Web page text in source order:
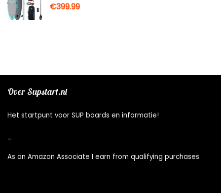
€399.99
Over Supstart.nl
Het startpunt voor SUP boards en informatie!
As an Amazon Associate I earn from qualifying purchases.